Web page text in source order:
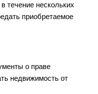
течение нескольких
приобретаемое
о праве
недвижимость от